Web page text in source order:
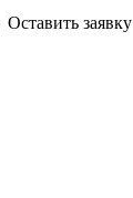
Оставить заявку